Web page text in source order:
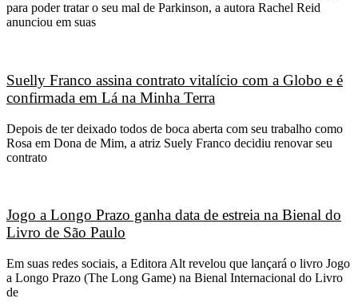
para poder tratar o seu mal de Parkinson, a autora Rachel Reid
anunciou em suas
Suelly Franco assina contrato vitalício com a Globo e é
confirmada em Lá na Minha Terra
Depois de ter deixado todos de boca aberta com seu trabalho como
Rosa em Dona de Mim, a atriz Suely Franco decidiu renovar seu
contrato
Jogo a Longo Prazo ganha data de estreia na Bienal do
Livro de São Paulo
Em suas redes sociais, a Editora Alt revelou que lançará o livro Jogo
a Longo Prazo (The Long Game) na Bienal Internacional do Livro
de